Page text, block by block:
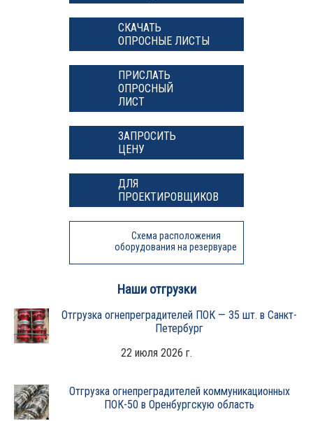
СКАЧАТЬ
ОПРОСНЫЕ ЛИСТЫ
ПРИСЛАТЬ
ОПРОСНЫЙ
ЛИСТ
ЗАПРОСИТЬ
ЦЕНУ
ДЛЯ
ПРОЕКТИРОВЩИКОВ
Схема расположения
оборудования на резервуаре
Наши отгрузки
Отгрузка огнепреградителей ПОК — 35 шт. в Санкт-
Петербург
22 июля 2026 г.
Отгрузка огнепреградителей коммуникационных
ПОК-50 в Оренбургскую область